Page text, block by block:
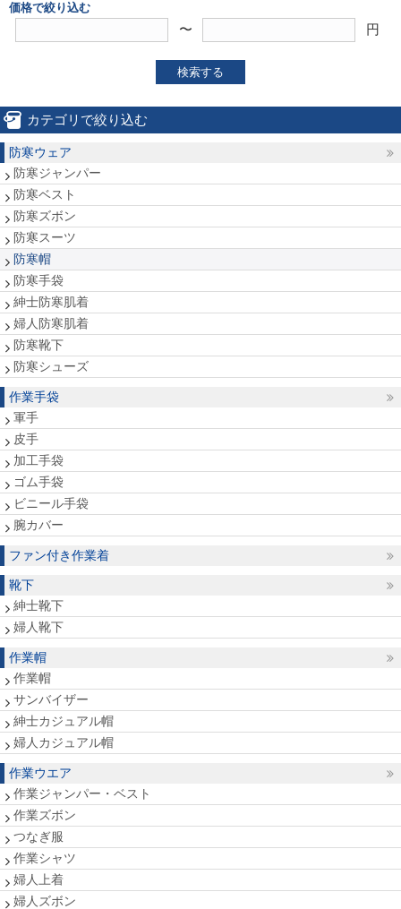
価格で絞り込む
〜 円
検索する
カテゴリで絞り込む
防寒ウェア
防寒ジャンパー
防寒ベスト
防寒ズボン
防寒スーツ
防寒帽
防寒手袋
紳士防寒肌着
婦人防寒肌着
防寒靴下
防寒シューズ
作業手袋
軍手
皮手
加工手袋
ゴム手袋
ビニール手袋
腕カバー
ファン付き作業着
靴下
紳士靴下
婦人靴下
作業帽
作業帽
サンバイザー
紳士カジュアル帽
婦人カジュアル帽
作業ウエア
作業ジャンパー・ベスト
作業ズボン
つなぎ服
作業シャツ
婦人上着
婦人ズボン